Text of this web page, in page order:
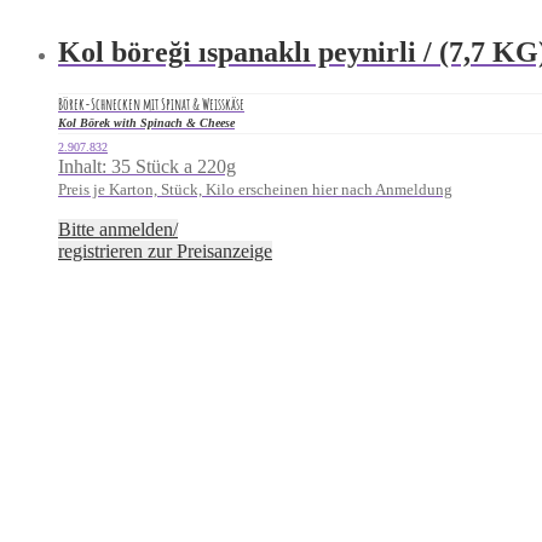
Kol böreği ıspanaklı peynirli / (7,7
Börek-Schnecken mit Spinat & Weisskäse
Kol Börek with Spinach & Cheese
2.907.832
Inhalt: 35 Stück a 220g
Preis je Karton, Stück, Kilo erscheinen hier nach Anmeldung
Bitte anmelden/
registrieren zur Preisanzeige